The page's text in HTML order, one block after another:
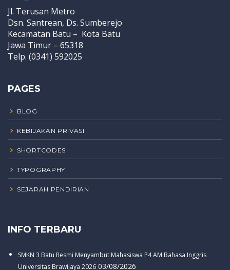
Jl. Terusan Metro
Dsn. Santrean, Ds. Sumberejo
Kecamatan Batu – Kota Batu
Jawa Timur – 65318
Telp. (0341) 592025
PAGES
BLOG
KEBIJAKAN PRIVASI
SHORTCODES
TYPOGRAPHY
SEJARAH PENDIRIAN
INFO TERBARU
SMKN 3 Batu Resmi Menyambut Mahasiswa P4 AM Bahasa Inggris
Universitas Brawijaya 2026 03/08/2026